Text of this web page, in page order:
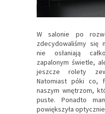
W salonie po
zdecydowaliśmy się
nie osłaniają
zapalonym świetle,
jeszcze rolety
Natomiast póki co,
naszym wnętrzom,
puste. Ponadto
powiększyła